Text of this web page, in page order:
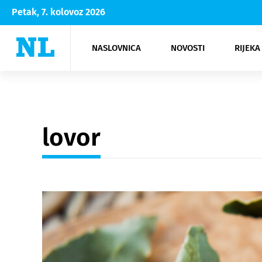
Petak, 7. kolovoz 2026
NASLOVNICA NOVOSTI
Rijeka Opatija
NK
Moda
Kultura
lovor